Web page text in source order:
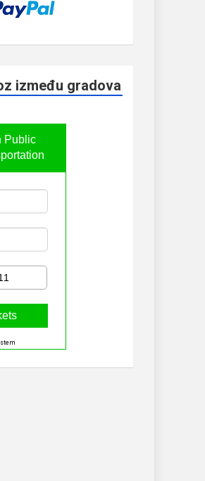
između gradova
Public